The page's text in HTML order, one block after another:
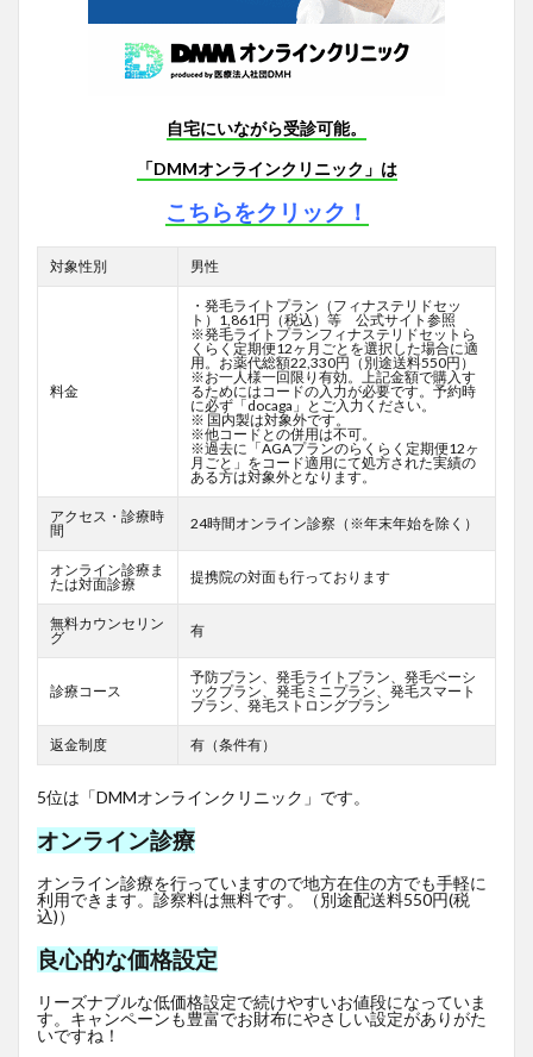
自宅にいながら受診可能。
「DMMオンラインクリニック」は
こちらをクリック！
対象性別 男性
料金
・発毛ライトプラン（フィナステリドセッ
ト）1,861円（税込）等 公式サイト参照
※発毛ライトプランフィナステリドセットら
くらく定期便12ヶ月ごとを選択した場合に適
用。お薬代総額22,330円（別途送料550円）
※お一人様一回限り有効。上記金額で購入す
るためにはコードの入力が必要です。予約時
に必ず「docaga」とご入力ください。
※ 国内製は対象外です。
※他コードとの併用は不可。
※過去に「AGAプランのらくらく定期便12ヶ
月ごと」をコード適用にて処方された実績の
ある方は対象外となります。
アクセス・診療時
間
24時間オンライン診察（※年末年始を除く）
オンライン診療ま
たは対面診療
提携院の対面も行っております
無料カウンセリン
グ
有
診療コース
予防プラン、発毛ライトプラン、発毛ベーシ
ックプラン、発毛ミニプラン、発毛スマート
プラン、発毛ストロングプラン
返金制度 有（条件有）
5位は「DMMオンラインクリニック」です。
オンライン診療
オンライン診療を行っていますので地方在住の方でも手軽に
利用できます。診察料は無料です。（別途配送料550円(税
込)）
良心的な価格設定
リーズナブルな低価格設定で続けやすいお値段になっていま
す。キャンペーンも豊富でお財布にやさしい設定がありがた
いですね！